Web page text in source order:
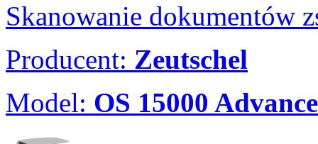
Skanowanie dokumentów
Producent: Zeutschel
Model: OS 15000